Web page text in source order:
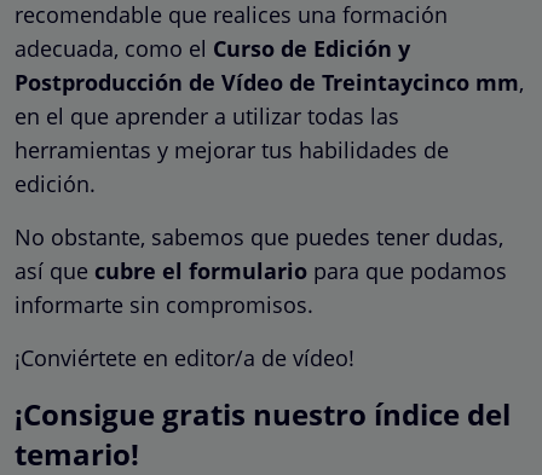
recomendable que realices una formación
adecuada, como el Curso de Edición y
Postproducción de Vídeo de Treintaycinco mm,
en el que aprender a utilizar todas las
herramientas y mejorar tus habilidades de
edición.
No obstante, sabemos que puedes tener dudas,
así que cubre el formulario para que podamos
informarte sin compromisos.
¡Conviértete en editor/a de vídeo!
¡Consigue gratis nuestro índice del
temario!